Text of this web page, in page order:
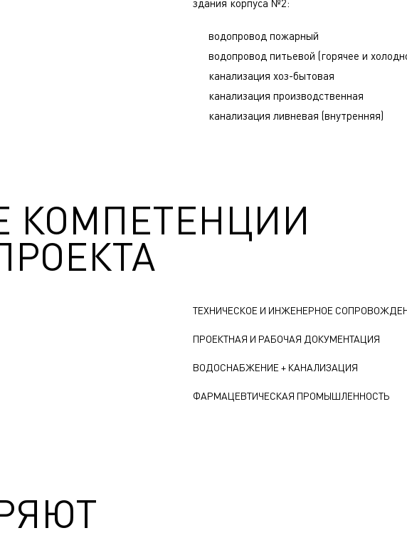
здания корпуса №2:
водопровод пожарный
водопровод питьевой (горячее и
канализация хоз-бытовая
канализация производственная
канализация ливневая (внутренняя)
КОМПЕТЕНЦИИ
ТЕХНИЧЕСКОЕ И ИНЖЕНЕРНОЕ
ПРОЕКТНАЯ И РАБОЧАЯ ДОКУМЕНТАЦИЯ
ВОДОСНАБЖЕНИЕ + КАНАЛИЗАЦИЯ
ФАРМАЦЕВТИЧЕСКАЯ ПРОМЫШЛЕННОСТЬ